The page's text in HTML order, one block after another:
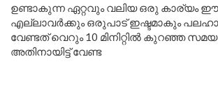
ഉണ്ടാകുന്ന ഏറ്റവും വലിയ ഒരു കാര്യം
എല്ലാവർക്കും ഒരുപാട് ഇഷ്ടമാകും
വേണ്ടത് വെറും 10 മിനിറ്റിൽ കുറഞ്ഞ
അതിനായിട്ട് വേണ്ട